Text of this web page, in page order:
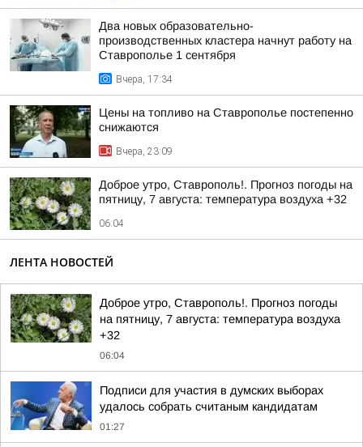
Два новых образовательно-
производственных кластера начнут работу на
Ставрополье 1 сентября
Вчера, 17:34
Цены на топливо на Ставрополье постепенно
снижаются
Вчера, 23:09
Доброе утро, Ставрополь!. Прогноз погоды на
пятницу, 7 августа: температура воздуха +32
06:04
ЛЕНТА НОВОСТЕЙ
Доброе утро, Ставрополь!. Прогноз погоды
на пятницу, 7 августа: температура воздуха
+32
06:04
Подписи для участия в думских выборах
удалось собрать считаным кандидатам
01:27